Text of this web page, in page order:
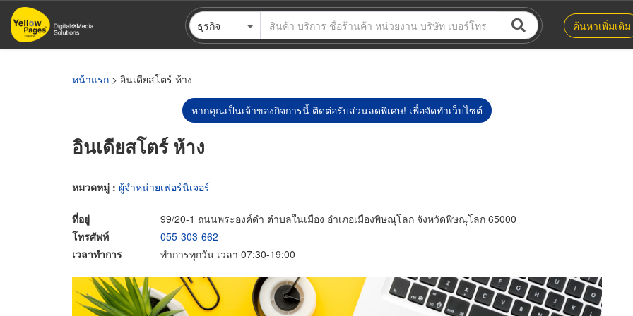
ข้าม
ไป
ธุรกิจ ค้นหาเพิ่มเติม
หน้าแรก > อินเดียสโตร์ ห้าง
หากคุณเป็นเจ้าของกิจการนี้ ติดต่อรับส่วนลดพิเศษ! เพื่อจัดทำเว็บไซต์
อินเดียสโตร์ ห้าง
หมวดหมู่ : ผู้จำหน่ายเฟอร์นิเจอร์
ที่อยู่
99/20-1 ถนนพระองค์ดำ ตำบลในเมือง อำเภอเมืองพิษณุโลก จังหวัดพิษณุโลก 65000
โทรศัพท์
055-303-662
เวลาทำการ
ทำการทุกวัน เวลา 07:30-19:00